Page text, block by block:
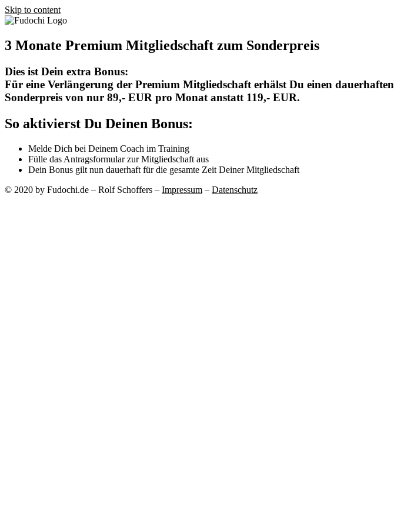
Skip to content
3 Monate Premium Mitgliedschaft zum Sonderpreis​
Dies ist Dein extra Bonus:
Für eine Verlängerung der Premium Mitgliedschaft erhälst Du einen dauerhaften
Sonderpreis von nur 89,- EUR pro Monat anstatt 119,- EUR.
So aktivierst Du Deinen Bonus:
Melde Dich bei Deinem Coach im Training
Fülle das Antragsformular zur Mitgliedschaft aus
Dein Bonus gilt nun dauerhaft für die gesamte Zeit Deiner Mitgliedschaft
© 2020 by Fudochi.de – Rolf Schoffers – Impressum – Datenschutz